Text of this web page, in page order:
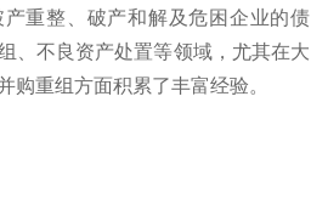
重整、破产和解及危困企业的债
、不良资产处置等领域，尤其在大
购重组方面积累了丰富经验。